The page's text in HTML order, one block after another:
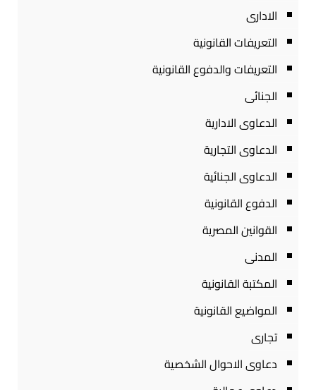
الادارى
التعريفات القانونية
التعريفات والدفوع القانونية
الجنائى
الدعاوى الادارية
الدعاوى التجارية
الدعاوى الجنائية
الدفوع القانونية
القوانين المصرية
المدنى
المكتبة القانونية
المواضيع القانونية
تجارى
دعاوى الاحوال الشخصية